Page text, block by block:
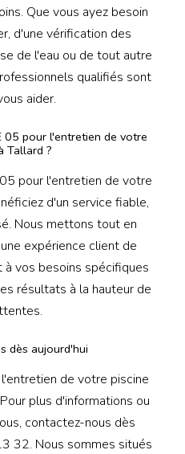
Que vous ayez besoin
d'une vérification des
de l'eau ou de tout autre
qualifiés sont
aider.
05 pour l'entretien de votre
Tallard ?
pour l'entretien de votre
d'un service fiable,
Nous mettons tout en
expérience client de
à vos besoins spécifiques
résultats à la hauteur de
dès aujourd'hui
de votre piscine
plus d'informations ou
contactez-nous dès
32. Nous sommes situés